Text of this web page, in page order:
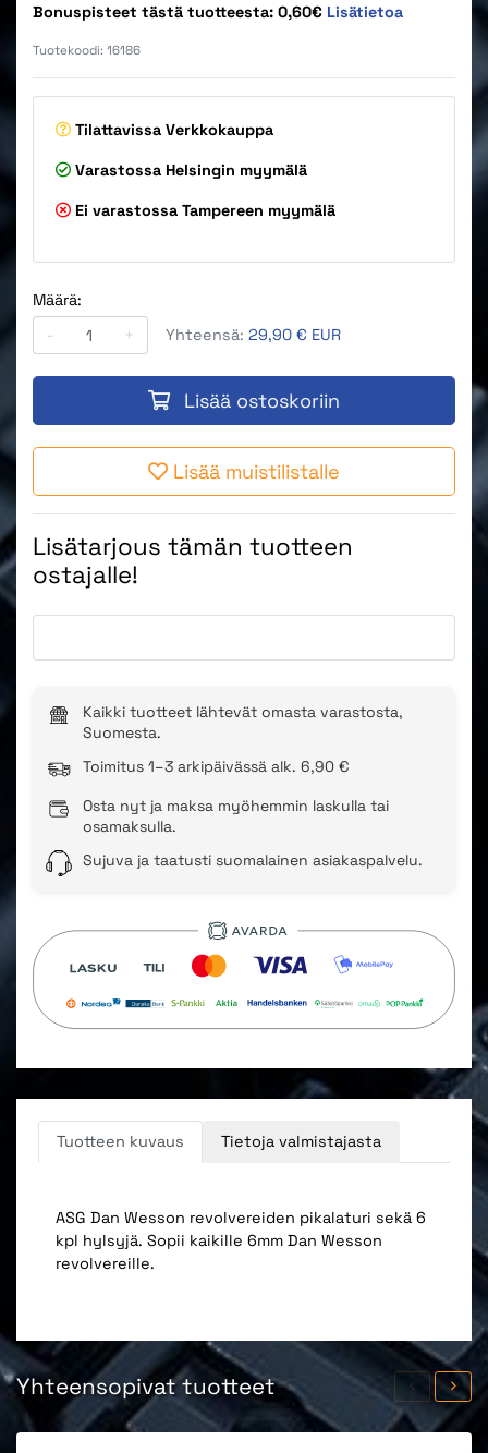
Bonuspisteet tästä tuotteesta: 0,60€ Lisätietoa
Tuotekoodi: 16186
Tilattavissa Verkkokauppa
Varastossa Helsingin myymälä
Ei varastossa Tampereen myymälä
Määrä:
-
+ Yhteensä: 29,90 € EUR
Lisää ostoskoriin
Lisää muistilistalle
Lisätarjous tämän tuotteen
ostajalle!
Kaikki tuotteet lähtevät omasta varastosta,
Suomesta.
Toimitus 1–3 arkipäivässä alk. 6,90 €
Osta nyt ja maksa myöhemmin laskulla tai
osamaksulla.
Sujuva ja taatusti suomalainen asiakaspalvelu.
Tuotteen kuvaus Tietoja valmistajasta
ASG Dan Wesson revolvereiden pikalaturi sekä 6
kpl hylsyjä. Sopii kaikille 6mm Dan Wesson
revolvereille.
Yhteensopivat tuotteet